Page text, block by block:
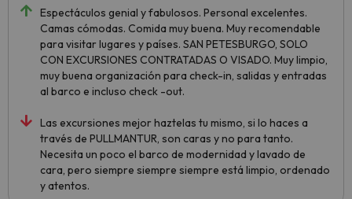
Espectáculos genial y fabulosos. Personal excelentes.
Camas cómodas. Comida muy buena. Muy recomendable
para visitar lugares y países. SAN PETESBURGO, SOLO
CON EXCURSIONES CONTRATADAS O VISADO. Muy limpio,
muy buena organización para check-in, salidas y entradas
al barco e incluso check -out.
Las excursiones mejor haztelas tu mismo, si lo haces a
través de PULLMANTUR, son caras y no para tanto.
Necesita un poco el barco de modernidad y lavado de
cara, pero siempre siempre siempre está limpio, ordenado
y atentos.